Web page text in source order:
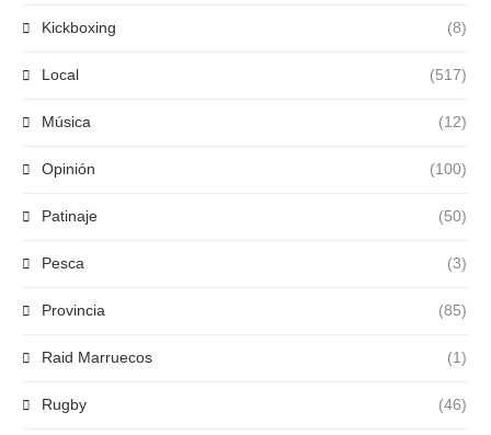
Kickboxing (8)
Local (517)
Música (12)
Opinión (100)
Patinaje (50)
Pesca (3)
Provincia (85)
Raid Marruecos (1)
Rugby (46)